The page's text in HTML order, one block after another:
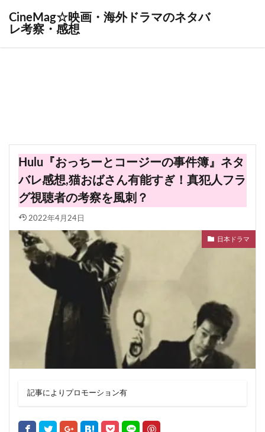
CineMag☆映画・海外ドラマのネタバ
レ考察・感想
Hulu『おっちーとコージーの事件簿』ネタ
バレ感想,猫おばさん有能すぎ！真犯人フラ
グ視聴者の考察を風刺？
2022年4月24日
日本ドラマ
記事によりプロモーション有